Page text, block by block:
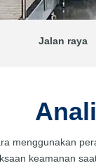
Jalan raya
menggunakan
keamanan